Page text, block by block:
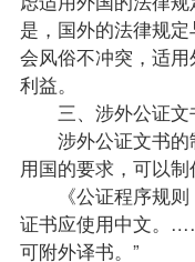
是，国外的法律规
会风俗不冲突，适
利益。
三、涉外公证文
涉外公证文书的
用国的要求，可以制
《公证程序规则
证书应使用中文。
可附外译书。”